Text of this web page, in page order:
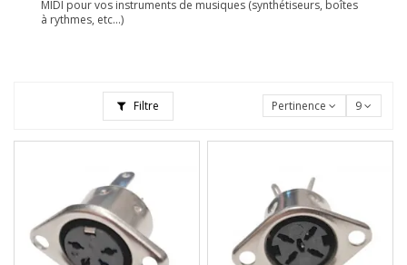
MIDI pour vos instruments de musiques (synthétiseurs, boîtes
à rythmes, etc...)
Filtre Pertinence 9